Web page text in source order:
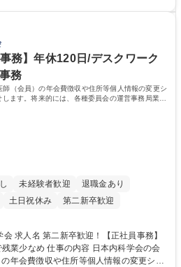
類の管理、国内倉庫での品質チェック、
日/転勤無
る方』 ・工場やライセンス元を含む社内
ョンが取れる方 ※折衝は営業担当がメイ
務】年休120日/デスクワーク
務
（会員）の年会費徴収や住所等個人情報の変更シ
ます。将来的には、各種委員会の運営事務局業務
未経験者歓迎
退職金あり
土日祝休み 第二新卒歓迎
事務】
日本内科学会の会
年会費徴収や住所等個人情報の変更シス